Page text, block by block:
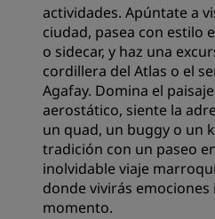
actividades. Apúntate a
ciudad, pasea con estilo
o sidecar, y haz una
cordillera del Atlas o el
Agafay. Domina el
aerostático, siente la
un quad, un buggy o un
tradición con un paseo
inolvidable viaje
donde vivirás
momento.